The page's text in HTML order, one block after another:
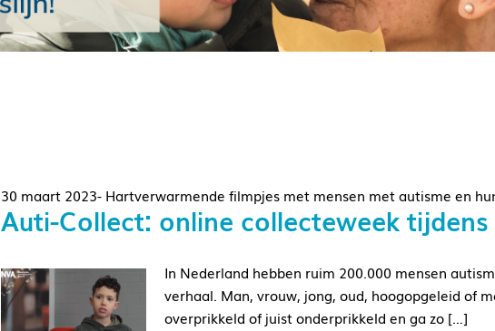
30 maart 2023- Hartverwarmende filmpjes met mensen met autisme en
Auti-Collect: online collecteweek
In Nederland hebben ruim 200.000 mensen
verhaal. Man, vrouw, jong, oud, hoogopgeleid of
overprikkeld of juist onderprikkeld en ga zo […]